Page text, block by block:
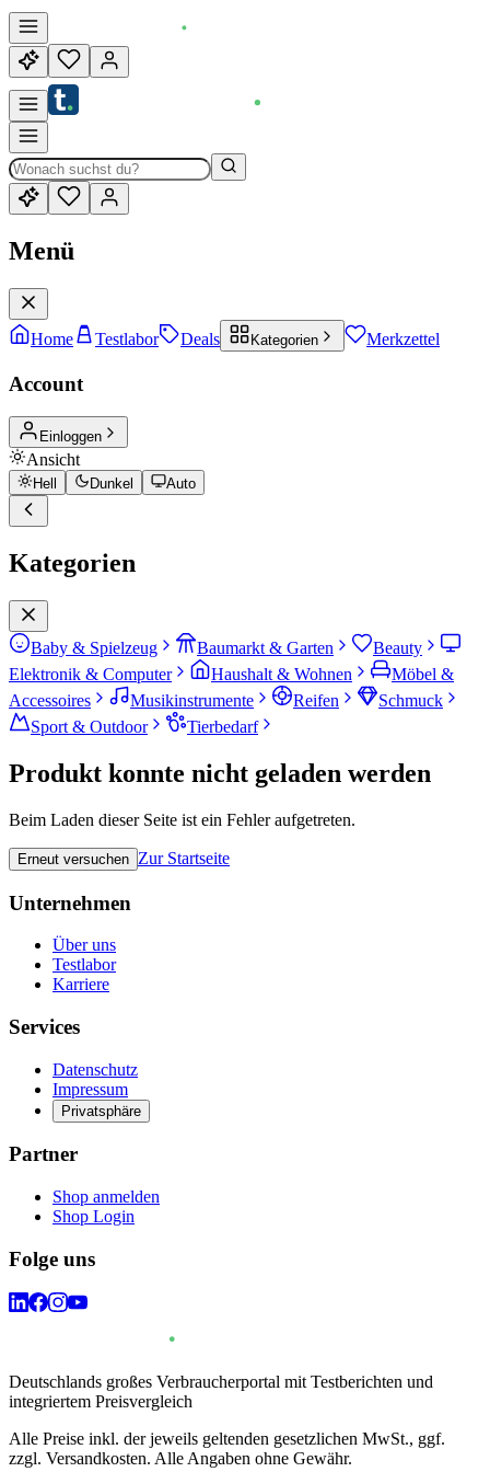
Menü
Home Testlabor Deals Kategorien Merkzettel
Account
Einloggen
Ansicht
Hell Dunkel Auto
Kategorien
Baby & Spielzeug Baumarkt & Garten
Beauty
Elektronik & Computer
Haushalt & Wohnen
Möbel &
Accessoires
Musikinstrumente Reifen
Schmuck
Sport & Outdoor
Tierbedarf
Produkt konnte nicht geladen werden
Beim Laden dieser Seite ist ein Fehler aufgetreten.
Erneut versuchen Zur Startseite
Unternehmen
Über uns
Testlabor
Karriere
Services
Datenschutz
Impressum
Privatsphäre
Partner
Shop anmelden
Shop Login
Folge uns
Deutschlands großes Verbraucherportal mit Testberichten und
integriertem Preisvergleich
Alle Preise inkl. der jeweils geltenden gesetzlichen MwSt., ggf.
zzgl. Versandkosten. Alle Angaben ohne Gewähr.